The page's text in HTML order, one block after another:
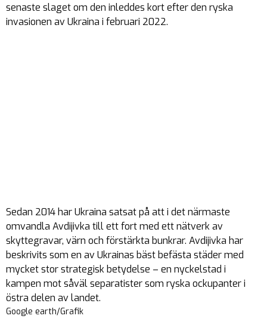
senaste slaget om den inleddes kort efter den ryska
invasionen av Ukraina i februari 2022.
Sedan 2014 har Ukraina satsat på att i det närmaste
omvandla Avdijivka till ett fort med ett nätverk av
skyttegravar, värn och förstärkta bunkrar. Avdijivka har
beskrivits som en av Ukrainas bäst befästa städer med
mycket stor strategisk betydelse – en nyckelstad i
kampen mot såväl separatister som ryska ockupanter i
östra delen av landet.
Google earth/Grafik